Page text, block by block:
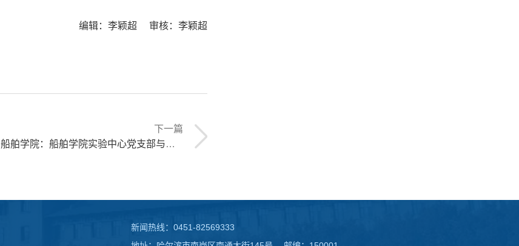
编辑：李颖超 审核：李颖超
下一篇
船舶学院：船舶学院实验中心党支部与机电学院工程实践教学部党支部联合开展主题党日活动
新闻热线：0451-82569333